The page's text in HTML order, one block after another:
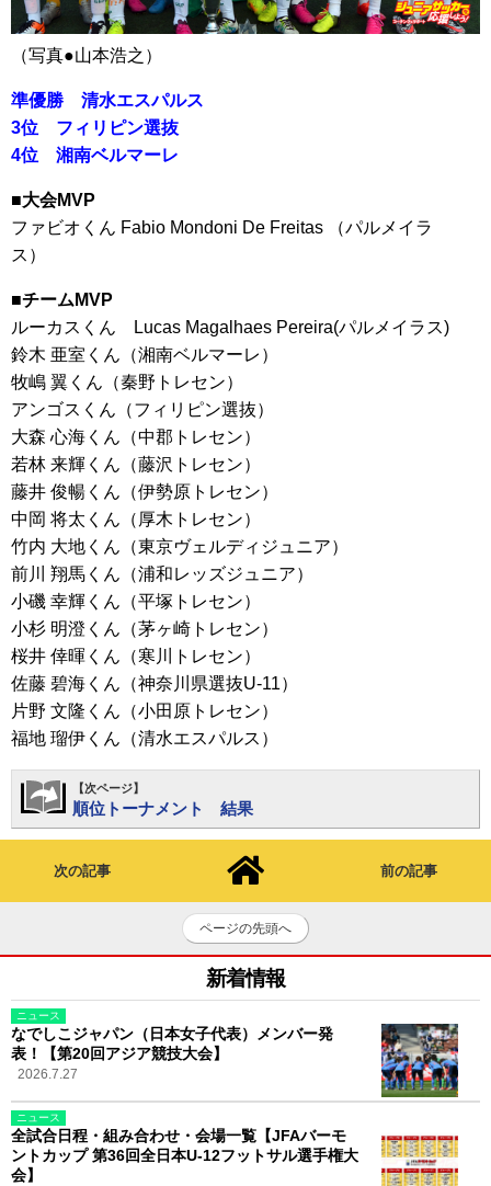
（写真●山本浩之）
準優勝 清水エスパルス
3位 フィリピン選抜
4位 湘南ベルマーレ
■大会MVP
ファビオくん Fabio Mondoni De Freitas （パルメイラ
ス）
■チームMVP
ルーカスくん Lucas Magalhaes Pereira(パルメイラス)
鈴木 亜室くん（湘南ベルマーレ）
牧嶋 翼くん（秦野トレセン）
アンゴスくん（フィリピン選抜）
大森 心海くん（中郡トレセン）
若林 来輝くん（藤沢トレセン）
藤井 俊暢くん（伊勢原トレセン）
中岡 将太くん（厚木トレセン）
竹内 大地くん（東京ヴェルディジュニア）
前川 翔馬くん（浦和レッズジュニア）
小磯 幸輝くん（平塚トレセン）
小杉 明澄くん（茅ヶ崎トレセン）
桜井 倖暉くん（寒川トレセン）
佐藤 碧海くん（神奈川県選抜U-11）
片野 文隆くん（小田原トレセン）
福地 瑠伊くん（清水エスパルス）
【次ページ】
順位トーナメント 結果
次の記事 前の記事
ページの先頭へ
新着情報
ニュース
なでしこジャパン（日本女子代表）メンバー発
表！【第20回アジア競技大会】
2026.7.27
ニュース
全試合日程・組み合わせ・会場一覧【JFAバーモ
ントカップ 第36回全日本U-12フットサル選手権大
会】